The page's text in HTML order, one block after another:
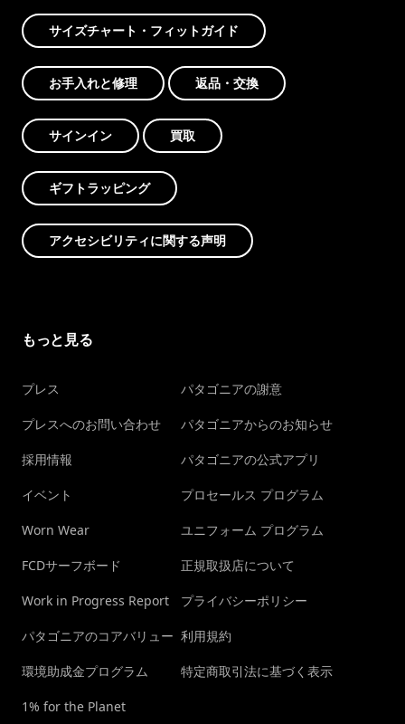
サイズチャート・フィットガイド
お手入れと修理 返品・交換
サインイン 買取
ギフトラッピング
アクセシビリティに関する声明
もっと見る
プレス
プレスへのお問い合わせ
採用情報
イベント
Worn Wear
FCDサーフボード
Work in Progress Report
パタゴニアのコアバリュー
環境助成金プログラム
1% for the Planet
パタゴニアの謝意
パタゴニアからのお知らせ
パタゴニアの公式アプリ
プロセールス プログラム
ユニフォーム プログラム
正規取扱店について
プライバシーポリシー
利用規約
特定商取引法に基づく表示